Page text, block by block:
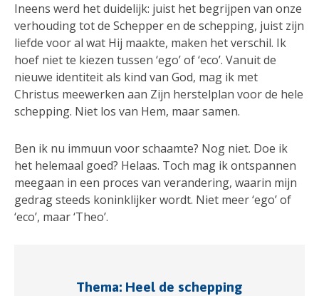
Ineens werd het duidelijk: juist het begrijpen van onze
verhouding tot de Schepper en de schepping, juist zijn
liefde voor al wat Hij maakte, maken het verschil. Ik
hoef niet te kiezen tussen ‘ego’ of ‘eco’. Vanuit de
nieuwe identiteit als kind van God, mag ik met
Christus meewerken aan Zijn herstelplan voor de hele
schepping. Niet los van Hem, maar samen.
Ben ik nu immuun voor schaamte? Nog niet. Doe ik
het helemaal goed? Helaas. Toch mag ik ontspannen
meegaan in een proces van verandering, waarin mijn
gedrag steeds koninklijker wordt. Niet meer ‘ego’ of
‘eco’, maar ‘Theo’.
Thema: Heel de schepping